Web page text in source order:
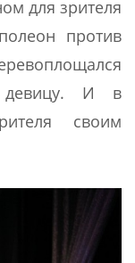
для зрителя
против
девицу. И в
своим